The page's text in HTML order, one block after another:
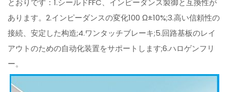
とおりです：1.シールドFFC、インピーダンス製御と互換性が
あります。2.インピーダンスの変化100 Ω±10%;3.高い信頼性の
接続、安定した构造;4.ワンタッチブレーキ;5.回路基板のレイ
アウトのための自动化装置をサポートします;6.ハロゲンフリ
ー。